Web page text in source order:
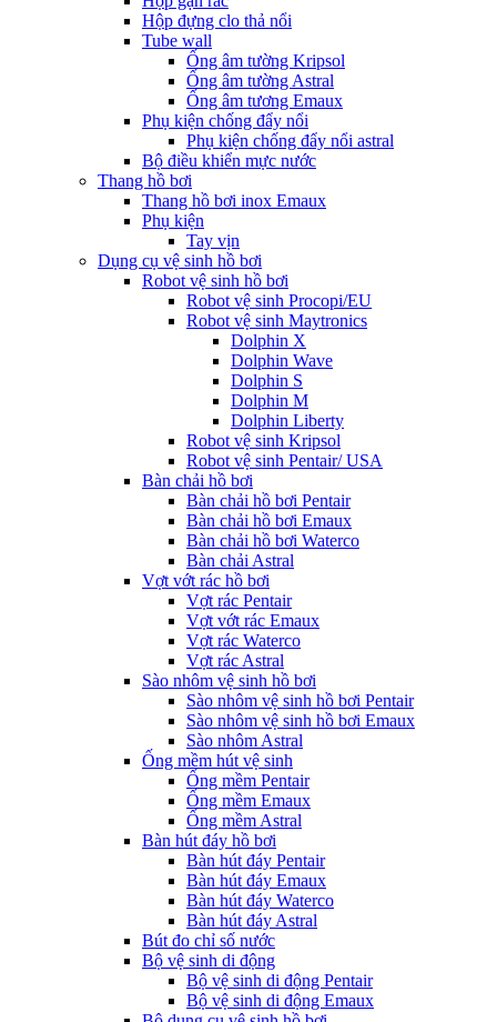
Hộp đựng clo thả nổi
Tube wall
Ống âm tường Kripsol
Ống âm tường Astral
Ống âm tương Emaux
Phụ kiện chống đẩy nổi
Phụ kiện chống đẩy nổi astral
Bộ điều khiển mực nước
Thang hồ bơi
Thang hồ bơi inox Emaux
Phụ kiện
Tay vịn
Dụng cụ vệ sinh hồ bơi
Robot vệ sinh hồ bơi
Robot vệ sinh Procopi/EU
Robot vệ sinh Maytronics
Dolphin X
Dolphin Wave
Dolphin S
Dolphin M
Dolphin Liberty
Robot vệ sinh Kripsol
Robot vệ sinh Pentair/ USA
Bàn chải hồ bơi
Bàn chải hồ bơi Pentair
Bàn chải hồ bơi Emaux
Bàn chải hồ bơi Waterco
Bàn chải Astral
Vợt vớt rác hồ bơi
Vợt rác Pentair
Vợt vớt rác Emaux
Vợt rác Waterco
Vợt rác Astral
Sào nhôm vệ sinh hồ bơi
Sào nhôm vệ sinh hồ bơi Pentair
Sào nhôm vệ sinh hồ bơi Emaux
Sào nhôm Astral
Ống mềm hút vệ sinh
Ống mềm Pentair
Ống mềm Emaux
Ống mềm Astral
Bàn hút đáy hồ bơi
Bàn hút đáy Pentair
Bàn hút đáy Emaux
Bàn hút đáy Waterco
Bàn hút đáy Astral
Bút đo chỉ số nước
Bộ vệ sinh di động
Bộ vệ sinh di động Pentair
Bộ vệ sinh di động Emaux